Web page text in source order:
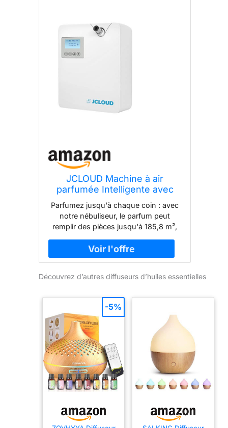
compris l'aromathérapie, les
logements d'affaires, l'utilisation à la
maison, le yoga, le spa, le camping et
les voyages. Les produits
produits locaux, notamment en ce qui
concerne l'ajustement, la
JCLOUD Machine à air
parfumée Intelligente avec
Technologie d'air Froid pour la
Maison, diffuseur de
Collection d'hôtel, diffuseur
d'huiles essentielles sans Eau
300 ML, diffuseur de Parfum
CVC pour
Parfumez jusqu'à chaque coin : avec
notre nébuliseur, le parfum peut
remplir des pièces jusqu'à 185,8 m²,
relaxante pour vos chambres, salles
de bains, bureau, salle de spa ou
ventilateur de la machine à parfum
loin, remplissant votre pièce avec
l'arôme que vous choisissez. Notre
diffuseur de parfum unique vous
inspirera, vous excitera et vous
rafraîchira avec ses délicieux parfums.
Contrôle facile, utilisation facile : notre
machine à parfum est très facile à
contrôler. Téléchargez l'application,
connectez le diffuseur sans eau via
travail et la qualité du parfum. Il est
plus intelligent et clair que le diffuseur
Découvrez d’autres diffuseurs d’huiles essentielles
-5%